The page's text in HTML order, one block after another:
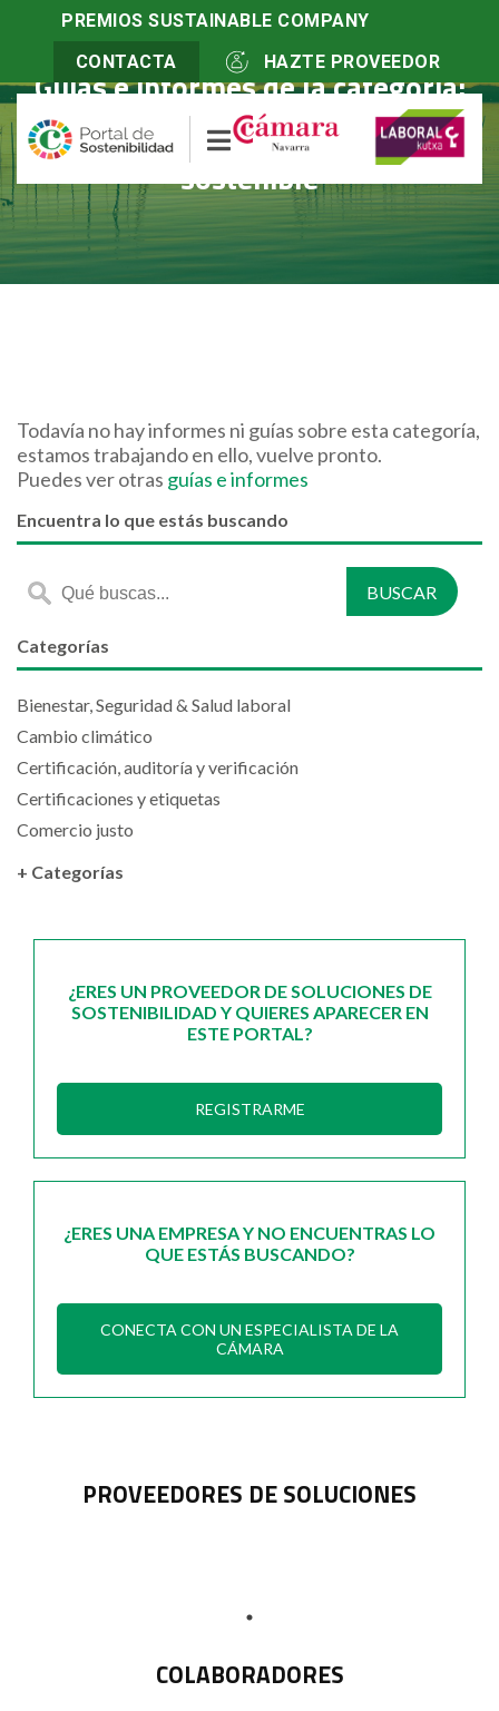
PREMIOS SUSTAINABLE COMPANY
CONTACTA
HAZTE PROVEEDOR
Guías e informes de la categoría:
Innovacion responsable y
sostenible
Todavía no hay informes ni guías sobre esta categoría,
estamos trabajando en ello, vuelve pronto.
Puedes ver otras guías e informes
Encuentra lo que estás buscando
Categorías
Bienestar, Seguridad & Salud laboral
Cambio climático
Certificación, auditoría y verificación
Certificaciones y etiquetas
Comercio justo
+ Categorías
¿ERES UN PROVEEDOR DE SOLUCIONES DE
SOSTENIBILIDAD Y QUIERES APARECER EN
ESTE PORTAL?
REGISTRARME
¿ERES UNA EMPRESA Y NO ENCUENTRAS LO
QUE ESTÁS BUSCANDO?
CONECTA CON UN ESPECIALISTA DE LA
CÁMARA
PROVEEDORES DE SOLUCIONES
COLABORADORES